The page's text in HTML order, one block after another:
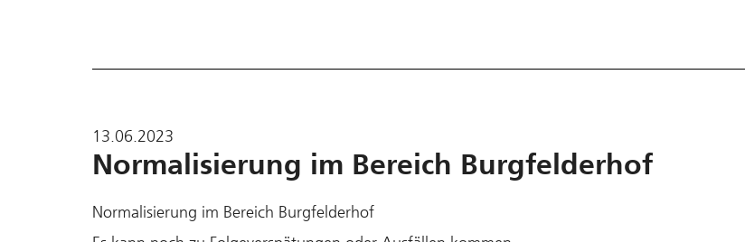
13.06.2023
Normalisierung im Bereich Burgfelderhof
Normalisierung im Bereich Burgfelderhof